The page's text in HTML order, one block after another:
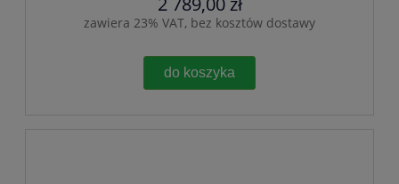
zawiera 23% VAT, bez kosztów dostawy
do koszyka